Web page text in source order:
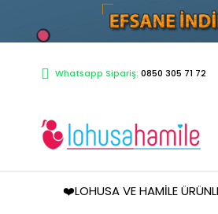
Whatsapp Sipariş: 0850 305 71 72
❤️LOHUSA VE HAMILE